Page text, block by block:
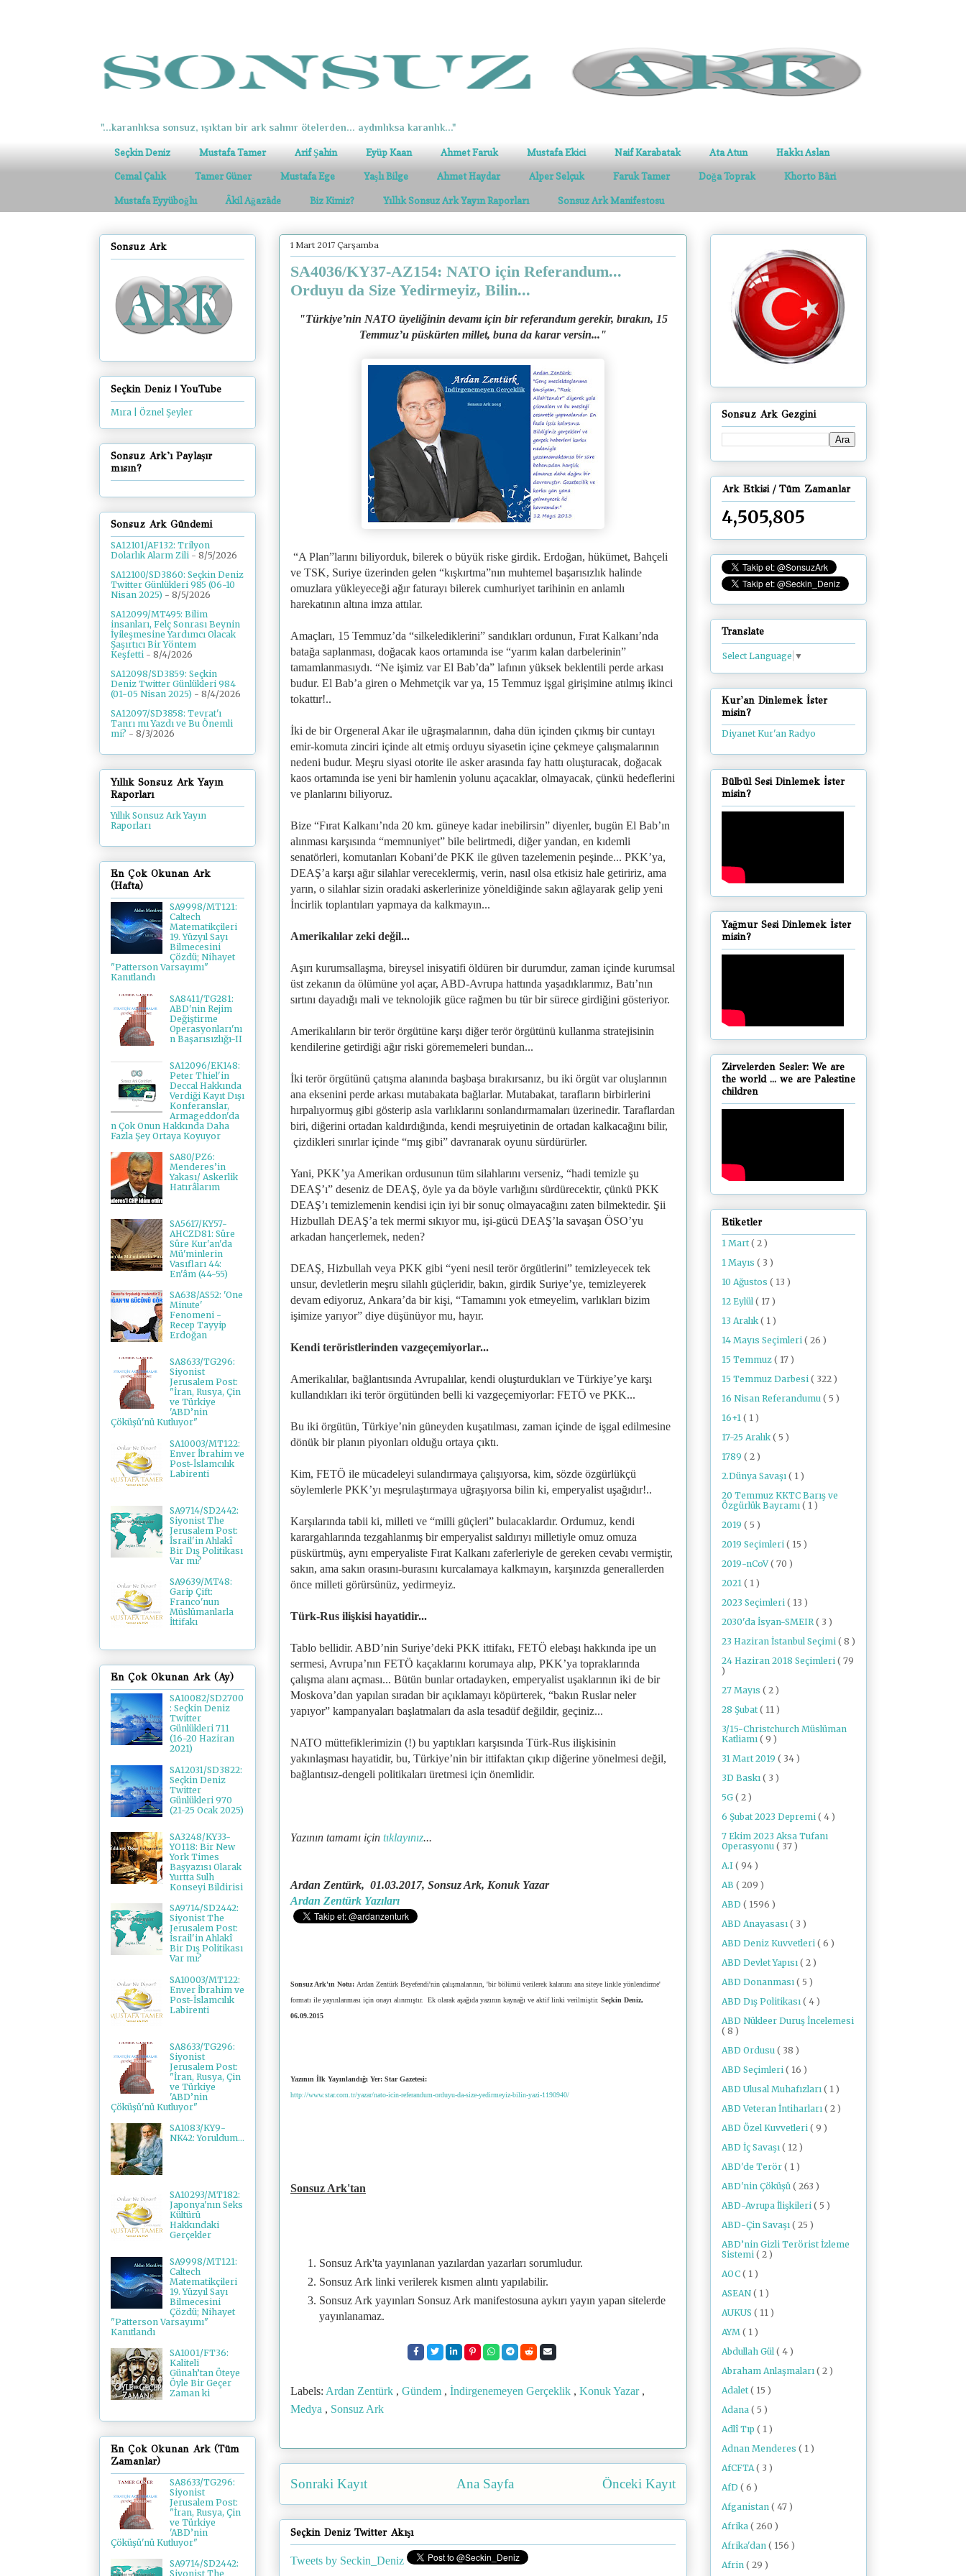
"...karanlıksa sonsuz, ışıktan bir ark salınır ötelerden... aydınlıksa karanlık..."
Seçkin Deniz Mustafa Tamer Arif Şahin Eyüp Kaan Ahmet Faruk Mustafa Ekici Naif Karabatak Ata Atun Hakkı Aslan
Cemal Çalık Tamer Güner Mustafa Ege Yaşlı Bilge Ahmet Haydar Alper Selçuk Faruk Tamer Doğa Toprak Khorto Bâri
Mustafa Eyyüboğlu Âkil Ağazâde Biz Kimiz? Yıllık Sonsuz Ark Yayın Raporları Sonsuz Ark Manifestosu
1 Mart 2017 Çarşamba
SA4036/KY37-AZ154: NATO için Referandum...
Orduyu da Size Yedirmeyiz, Bilin...
"Türkiye’nin NATO üyeliğinin devamı için bir referandum gerekir, bırakın, 15
Temmuz’u püskürten millet, buna da karar versin..."
“A Plan”larını biliyorduk, bilerek o büyük riske girdik. Erdoğan, hükümet, Bahçeli
ve TSK, Suriye üzerinden gelen “kışkırtma”nın muhtemel başarısızlık halinde
omuzlara yükleyeceği ağır faturayı bilerek cumhuriyet tarihinin en anlamlı
harekatının altına imza attılar.
Amaçları, 15 Temmuz’da “silkelediklerini” sandıkları ordunun, Fırat Kalkanı’nda
batağa saplanması, doğacak kaos ortamında ise “yarım kalan darbelerinin”
tamamlanmasıydı. “Ne işimiz var El Bab’da” lafının yüksek beklentili perde arkası
budur. El Bab’a giren o Mehmetçik var ya, 15 Temmuz işgal girişimine atılmış ikinci
tokattır!..
İki de bir Orgeneral Akar ile uğraşmalarının, daha dün içinden çıkmış bir cuntayı
emir-komuta zinciri içinde alt etmiş orduyu siyasetin içine çekmeye çalışmalarının
nedeni budur. Meşru siyasi otorite ile asker arasında fay hattı oluşturacak, doğacak
kaos ortamında ise yeni bir hamlenin yolunu açacaklar, olmayacak, çünkü hedeflerini
ve planlarını biliyoruz.
Bize “Fırat Kalkanı’nda 20 km. güneye kadar inebilirsin” diyenler, bugün El Bab’ın
alınması karşısında “memnuniyet” bile belirtmedi, diğer yandan, en kıdemli
senatörleri, komutanları Kobani’de PKK ile güven tazelemenin peşinde... PKK’ya,
DEAŞ’a karşı ağır silahlar vereceklermiş, verin, nasıl olsa etkisiz hale getiririz, ama
yarın, o silahlar sizin oradaki askerlerinize yöneldiğinde sakın ağlayarak gelip yeni
İncirlik toplantıları yapmaya da kalkmayın...
Amerikalılar zeki değil...
Aşırı kurumsallaşma, bireysel inisyatifi öldüren bir durumdur, zaman içinde kurumsal
üst zekanın da ölümüne yol açar, ABD-Avrupa hattında yaşadıklarımız, Batı’nın
sırtını dayadığı mali ve teknolojik güce rağmen bu tür bir sürece girdiğini gösteriyor.
Amerikalıların bir terör örgütüne karşı diğer terör örgütünü kullanma stratejisinin
kendilerine getirdiği ağır riski görememeleri bundan...
İki terör örgütünü çatışma alanında başbaşa bırakırsanız, bu iki örgüt var oluşlarının
ana eksenini perde arkası mutabakata bağlarlar. Mutabakat, tarafların birbirlerini
hırpalıyormuş gibi gösterip asla varlıklarını sonlandırmamaları üzerinedir. Taraflardan
biri, diğerini ortadan kaldırdığında, kendi meşruiyetinin de ortadan kalkacağını bilir,
çizdikleri sınırlar içinde “mış gibi” davranarak oyunu sürdürürler.
Yani, PKK’ya Amerikan ordusunun tüm silahlarını verseniz, “hadi temizle şu
DEAŞ’ı” deseniz de DEAŞ, öyle ya da böyle varlığını sürdürecektir, çünkü PKK
DEAŞ’ı temizlemenin kendisi için iyi bir sonuç olmayacağını zaten bilmektedir. Şii
Hizbullah DEAŞ’a tek mermi sıkıyor mu, işi-gücü DEAŞ’la savaşan ÖSO’yu
arkadan hançerlemek, neden?
DEAŞ, Hizbullah veya PKK gibi “yeni nesil terör örgütlerini” temizleyecek tek
unsur, devletlerin meşru silahlı güçleridir, bakın, girdik Suriye’ye, temizleyerek
devam ediyoruz, Ankara’da bir kişi, “Tamamını yok etmeyelim, varlıkları bizim
işimize yarıyor” diye düşünüyor mu, hayır.
Kendi teröristlerinden vazgeçemiyorlar...
Amerikalılar, bağlantısında Avrupalılar, kendi oluşturdukları ve Türkiye’ye karşı
kullandıkları iki terör örgütünden belli ki vazgeçemiyorlar: FETÖ ve PKK...
Bu iki örgütün, Türkiye’nin güneyden kuşatılması, zaman içinde de işgal edilmesine
dönük bir planın piyonları olduğu ortaya çıktı.
Kim, FETÖ ile mücadeleyi sulandırmaya çalışıyorsa, kim, sözde özgürlükçü
söylemlerle PKK’yı meşrulaştırmaya uğraşıyorsa bilin ki, emperyalist uşağıdır!..
Karşılarında tabii ki, milleti ve “milli güçleri” bulacaklardır. Ordumuz, kendi
karargahlarında tezgahlanmış bir emperyalist saldırıyı milletiyle omuz omuza
püskürtmüş, aynı emperyaliste Fırat Kalkanı zaferleriyle de gereken cevabı vermiştir,
sakın, ama sakın orasını-burasını kurcalamaya kalkmayın, karşınızda generallerden
önce milleti görürsünüz, yedirmeyiz.
Türk-Rus ilişkisi hayatidir...
Tablo bellidir. ABD’nin Suriye’deki PKK ittifakı, FETÖ elebaşı hakkında ipe un
sermesi, Avrupa’nın FETÖ kaçaklarını korumaya alıp, PKK’ya topraklarında
çalışma alanı açması... Bütün bunlar ortadayken, emperyalist uşaklarının iki de bir
Moskova’dan yapılan sıradan bir açıklamayı köpürterek, “bakın Ruslar neler
yapıyor” kampanyaları başlatmaları da asla tesadüf değildir, geçiniz...
NATO müttefiklerimizin (!) bu yaptıkları karşısında Türk-Rus ilişkisinin
yakınlaşması hayatidir, bu, Türkiye’nin bir ittifaktan çıkıp diğerine yönelmesi değil,
bağlantısız-dengeli politikaları üretmesi için önemlidir.
Yazının tamamı için tıklayınız...
Ardan Zentürk, 01.03.2017, Sonsuz Ark, Konuk Yazar
Ardan Zentürk Yazıları
Sonsuz Ark'ın Notu: Ardan Zentürk Beyefendi'nin çalışmalarının, 'bir bölümü verilerek kalanını ana siteye linkle yönlendirme'
formatı ile yayınlanması için onayı alınmıştır. Ek olarak aşağıda yazının kaynağı ve aktif linki verilmiştir. Seçkin Deniz,
06.09.2015
Yazının İlk Yayınlandığı Yer: Star Gazetesi:
http://www.star.com.tr/yazar/nato-icin-referandum-orduyu-da-size-yedirmeyiz-bilin-yazi-1190940/
Sonsuz Ark'tan
Sonsuz Ark'ta yayınlanan yazılardan yazarları sorumludur.
Sonsuz Ark linki verilerek kısmen alıntı yapılabilir.
Sonsuz Ark yayınları Sonsuz Ark manifestosuna aykırı yayın yapan sitelerde
yayınlanamaz.
Labels: Ardan Zentürk , Gündem , İndirgenemeyen Gerçeklik , Konuk Yazar ,
Medya , Sonsuz Ark
Sonraki Kayıt Önceki Kayıt
Ana Sayfa
Seçkin Deniz Twitter Akışı
Tweets by Seckin_Deniz
Sonsuz Ark
Seçkin Deniz | YouTube
Mıra | Öznel Şeyler
Sonsuz Ark'ı Paylaşır
mısın?
Sonsuz Ark Gündemi
SA12101/AF132: Trilyon
Dolarlık Alarm Zili - 8/5/2026
SA12100/SD3860: Seçkin Deniz
Twitter Günlükleri 985 (06-10
Nisan 2025) - 8/5/2026
SA12099/MT495: Bilim
insanları, Felç Sonrası Beynin
İyileşmesine Yardımcı Olacak
Şaşırtıcı Bir Yöntem
Keşfetti - 8/4/2026
SA12098/SD3859: Seçkin
Deniz Twitter Günlükleri 984
(01-05 Nisan 2025) - 8/4/2026
SA12097/SD3858: Tevrat'ı
Tanrı mı Yazdı ve Bu Önemli
mi? - 8/3/2026
Yıllık Sonsuz Ark Yayın
Raporları
Yıllık Sonsuz Ark Yayın
Raporları
En Çok Okunan Ark
(Hafta)
SA9998/MT121:
Caltech
Matematikçileri
19. Yüzyıl Sayı
Bilmecesini
Çözdü; Nihayet
"Patterson Varsayımı"
Kanıtlandı
SA8411/TG281:
ABD'nin Rejim
Değiştirme
Operasyonları'nı
n Başarısızlığı-II
SA12096/EK148:
Peter Thiel'in
Deccal Hakkında
Verdiği Kayıt Dışı
Konferanslar,
Armageddon'da
n Çok Onun Hakkında Daha
Fazla Şey Ortaya Koyuyor
SA80/PZ6:
Menderes’in
Yakası/ Askerlik
Hatırâlarım
SA5617/KY57-
AHCZD81: Sûre
Sûre Kur'an'da
Mü'minlerin
Vasıfları 44:
En'âm (44-55)
SA638/AS52: 'One
Minute'
Fenomeni -
Recep Tayyip
Erdoğan
SA8633/TG296:
Siyonist
Jerusalem Post:
"İran, Rusya, Çin
ve Türkiye
'ABD’nin
Çöküşü'nü Kutluyor"
SA10003/MT122:
Enver İbrahim ve
Post-İslamcılık
Labirenti
SA9714/SD2442:
Siyonist The
Jerusalem Post:
İsrail'in Ahlakî
Bir Dış Politikası
Var mı?
SA9639/MT48:
Garip Çift:
Franco'nun
Müslümanlarla
İttifakı
En Çok Okunan Ark (Ay)
SA10082/SD2700
: Seçkin Deniz
Twitter
Günlükleri 711
(16-20 Haziran
2021)
SA12031/SD3822:
Seçkin Deniz
Twitter
Günlükleri 970
(21-25 Ocak 2025)
SA3248/KY33-
YO118: Bir New
York Times
Başyazısı Olarak
Yurtta Sulh
Konseyi Bildirisi
SA9714/SD2442:
Siyonist The
Jerusalem Post:
İsrail'in Ahlakî
Bir Dış Politikası
Var mı?
SA10003/MT122:
Enver İbrahim ve
Post-İslamcılık
Labirenti
SA8633/TG296:
Siyonist
Jerusalem Post:
"İran, Rusya, Çin
ve Türkiye
'ABD’nin
Çöküşü'nü Kutluyor"
SA1083/KY9-
NK42: Yoruldum...
SA10293/MT182:
Japonya'nın Seks
Kültürü
Hakkındaki
Gerçekler
SA9998/MT121:
Caltech
Matematikçileri
19. Yüzyıl Sayı
Bilmecesini
Çözdü; Nihayet
"Patterson Varsayımı"
Kanıtlandı
SA1001/FT36:
Kaliteli
Günah’tan Öteye
Öyle Bir Geçer
Zaman ki
En Çok Okunan Ark (Tüm
Zamanlar)
SA8633/TG296:
Siyonist
Jerusalem Post:
"İran, Rusya, Çin
ve Türkiye
'ABD’nin
Çöküşü'nü Kutluyor"
SA9714/SD2442:
Siyonist The
Sonsuz Ark Gezgini
Ark Etkisi / Tüm Zamanlar
4,505,805
Translate
Select Language ▼
Kur'an Dinlemek İster
misin?
Diyanet Kur'an Radyo
Bülbül Sesi Dinlemek İster
misin?
Yağmur Sesi Dinlemek İster
misin?
Zirvelerden Sesler: We are
the world ... we are Palestine
children
Etiketler
1 Mart ( 2 )
1 Mayıs ( 3 )
10 Ağustos ( 13 )
12 Eylül ( 17 )
13 Aralık ( 1 )
14 Mayıs Seçimleri ( 26 )
15 Temmuz ( 17 )
15 Temmuz Darbesi ( 322 )
16 Nisan Referandumu ( 5 )
16+1 ( 1 )
17-25 Aralık ( 5 )
1789 ( 2 )
2.Dünya Savaşı ( 1 )
20 Temmuz KKTC Barış ve
Özgürlük Bayramı ( 1 )
2019 ( 5 )
2019 Seçimleri ( 15 )
2019-nCoV( 70 )
2021 ( 1 )
2023 Seçimleri ( 13 )
2030'da İsyan-SMEIR ( 3 )
23 Haziran İstanbul Seçimi ( 8 )
24 Haziran 2018 Seçimleri ( 79
)
27 Mayıs ( 2 )
28 Şubat ( 11 )
3/15-Christchurch Müslüman
Katliamı ( 9 )
31 Mart 2019 ( 34 )
3D Baskı ( 3 )
5G ( 2 )
6 Şubat 2023 Depremi ( 4 )
7 Ekim 2023 Aksa Tufanı
Operasyonu ( 37 )
A.I ( 94 )
AB ( 209 )
ABD ( 1596 )
ABD Anayasası ( 3 )
ABD Deniz Kuvvetleri ( 6 )
ABD Devlet Yapısı ( 2 )
ABD Donanması ( 5 )
ABD Dış Politikası ( 4 )
ABD Nükleer Duruş İncelemesi
( 8 )
ABD Ordusu ( 38 )
ABD Seçimleri ( 16 )
ABD Ulusal Muhafızları ( 1 )
ABD Veteran İntiharları ( 2 )
ABD Özel Kuvvetleri ( 9 )
ABD İç Savaşı ( 12 )
ABD'de Terör ( 1 )
ABD'nin Çöküşü ( 263 )
ABD-Avrupa İlişkileri ( 5 )
ABD-Çin Savaşı ( 25 )
ABD’nin Gizli Terörist İzleme
Sistemi ( 2 )
AOC ( 1 )
ASEAN ( 1 )
AUKUS ( 11 )
AYM ( 1 )
Abdullah Gül ( 4 )
Abraham Anlaşmaları ( 2 )
Adalet ( 15 )
Adana ( 5 )
Adlî Tıp ( 1 )
Adnan Menderes ( 1 )
AfCFTA ( 3 )
AfD ( 6 )
Afganistan ( 47 )
Afrika ( 260 )
Afrika'dan ( 156 )
Afrin ( 29 )